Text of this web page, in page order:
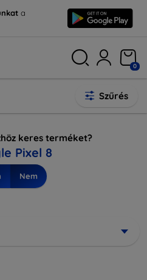
a
0
Szűrés
keres terméket?
Pixel 8
Nem